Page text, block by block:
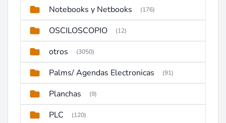
Notebooks y Netbooks (176)
OSCILOSCOPIO (12)
otros (3050)
Palms/ Agendas Electronicas (91)
Planchas (9)
PLC (120)